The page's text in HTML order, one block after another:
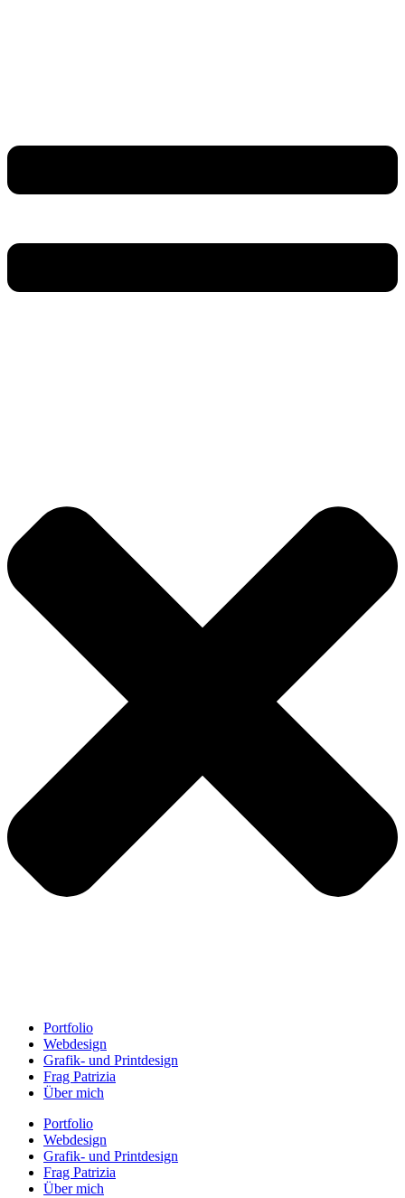
Portfolio
Webdesign
Grafik- und Printdesign
Frag Patrizia
Über mich
Portfolio
Webdesign
Grafik- und Printdesign
Frag Patrizia
Über mich